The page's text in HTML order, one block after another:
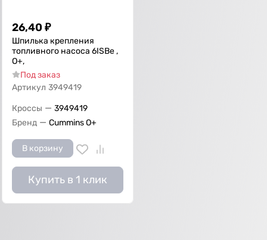
26,40 ₽
Шпилька крепления
топливного насоса 6ISBe ,
О+,
Под заказ
Артикул 3949419
Кроссы — 3949419
Бренд — Cummins O+
В корзину
Купить в 1 клик